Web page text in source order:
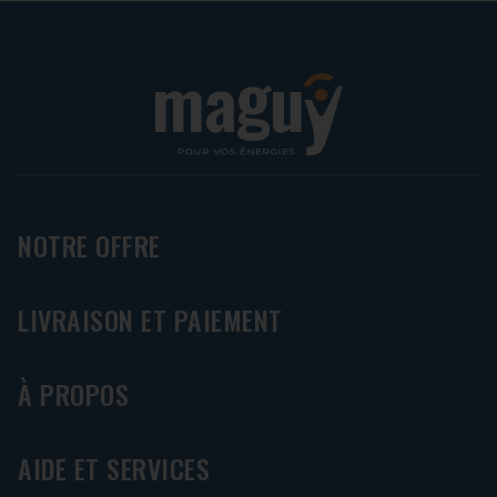
NOTRE OFFRE
LIVRAISON ET PAIEMENT
À PROPOS
AIDE ET SERVICES